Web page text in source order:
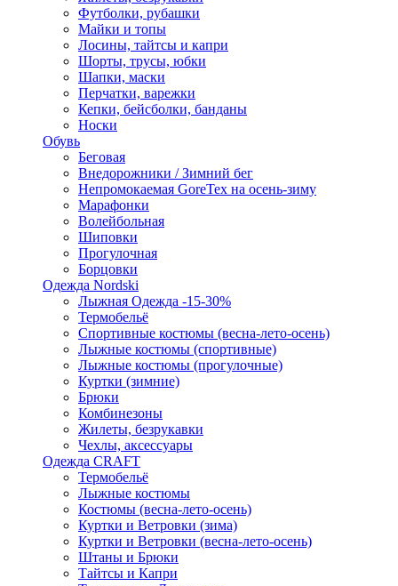
Футболки, рубашки
Майки и топы
Лосины, тайтсы и капри
Шорты, трусы, юбки
Шапки, маски
Перчатки, варежки
Кепки, бейсболки, банданы
Носки
Обувь
Беговая
Внедорожники / Зимний бег
Непромокаемая GoreTex на осень-зиму
Марафонки
Волейбольная
Шиповки
Прогулочная
Борцовки
Одежда Nordski
Лыжная Одежда -15-30%
Термобельё
Спортивные костюмы (весна-лето-осень)
Лыжные костюмы (спортивные)
Лыжные костюмы (прогулочные)
Куртки (зимние)
Брюки
Комбинезоны
Жилеты, безрукавки
Чехлы, аксессуары
Одежда CRAFT
Термобельё
Лыжные костюмы
Костюмы (весна-лето-осень)
Куртки и Ветровки (зима)
Куртки и Ветровки (весна-лето-осень)
Штаны и Брюки
Тайтсы и Капри